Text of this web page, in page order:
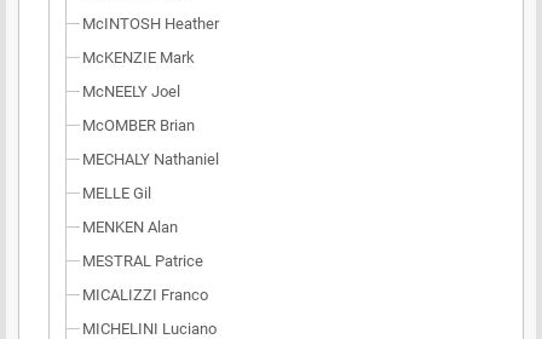
McINTOSH Heather
McKENZIE Mark
McNEELY Joel
McOMBER Brian
MECHALY Nathaniel
MELLE Gil
MENKEN Alan
MESTRAL Patrice
MICALIZZI Franco
MICHELINI Luciano